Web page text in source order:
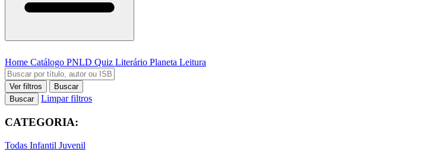
Home Catálogo PNLD Quiz Literário Planeta Leitura
Ver filtros
Buscar
Buscar
Limpar filtros
CATEGORIA:
Todas Infantil Juvenil